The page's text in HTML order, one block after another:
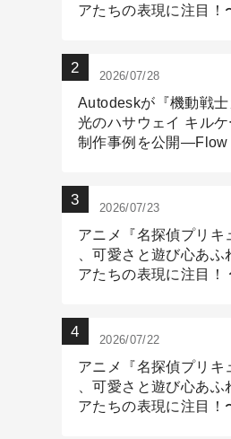
アたちの表現に注目！
2026/07/28
Autodeskが『機動戦
光のハサウェイ キルケ
制作事例を公開―Flow
2026/07/23
アニメ『名探偵プリキ
、可愛さと遊び心あふ
アたちの表現に注目！
2026/07/22
アニメ『名探偵プリキ
、可愛さと遊び心あふ
アたちの表現に注目！